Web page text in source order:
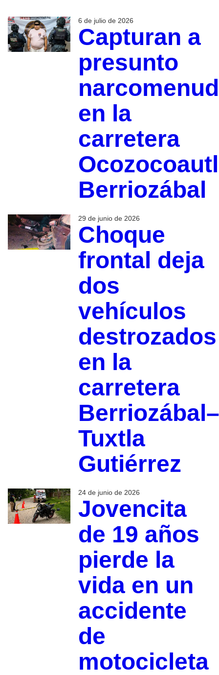
6 de julio de 2026
Capturan a
presunto
en la
carretera
Berriozábal
29 de junio de 2026
Choque
frontal deja
dos
vehículos
destrozados
en la
carretera
Berriozábal–
Tuxtla
Gutiérrez
24 de junio de 2026
Jovencita
de 19 años
pierde la
vida en un
accidente
de
motocicleta